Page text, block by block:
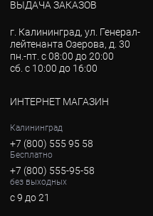
ВЫДАЧА ЗАКАЗОВ
г. Калининград, ул. Генерал-
лейтенанта Озерова, д. 30
пн.-пт. с 08:00 до 20:00
сб. с 10:00 до 16:00
ИНТЕРНЕТ МАГАЗИН
Калининград
+7 (800) 555 95 58
Бесплатно
+7 (800) 555-95-58
без выходных
с 9 до 21